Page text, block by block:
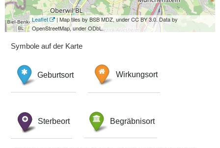
Leaflet
| Map tiles by BSB MDZ, under CC BY 3.0. Data by
OpenStreetMap, under ODbL.
Symbole auf der Karte
Geburtsort Wirkungsort
Sterbeort Begräbnisort